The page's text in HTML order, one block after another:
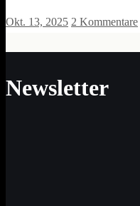
Okt. 13, 2025 2 Kommentare
Newsletter